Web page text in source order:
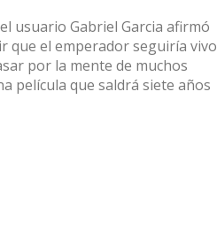
usuario Gabriel Garcia afirmó
que el emperador seguiría vivo
por la mente de muchos
película que saldrá siete años